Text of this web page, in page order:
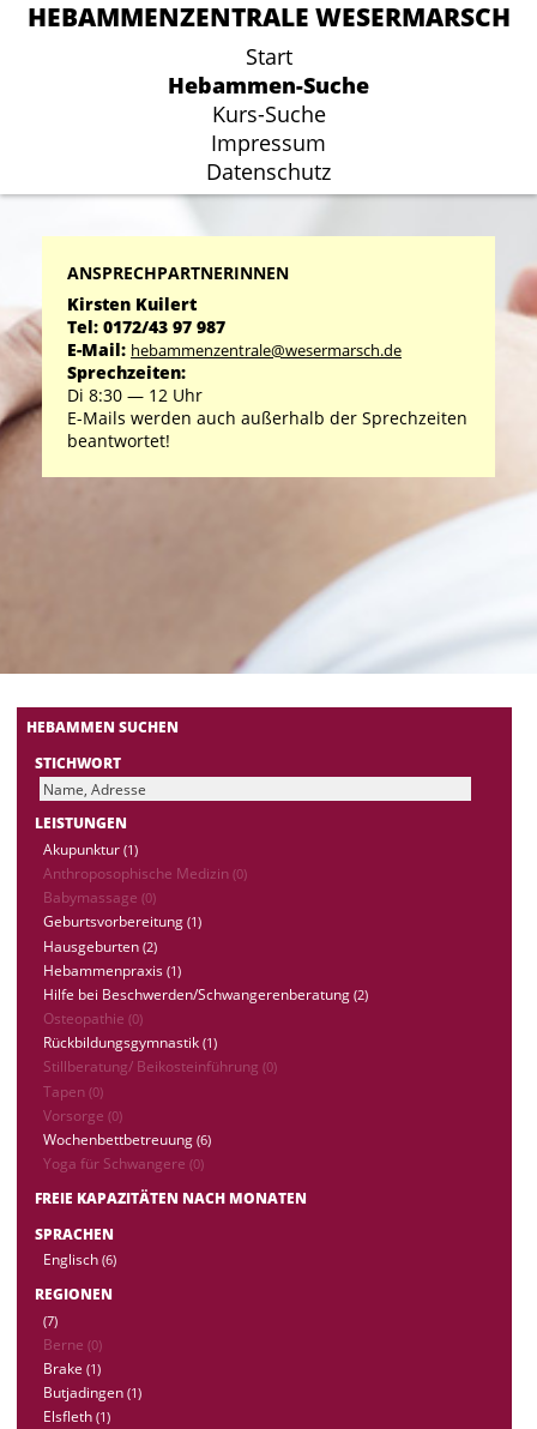
HEBAMMENZENTRALE WESERMARSCH
Start
Hebammen-Suche
Kurs-Suche
Impressum
Datenschutz
HEBAMMENZENTRALE WESERMARSCH
Start
Hebammen-Suche
Kurs-Suche
Impressum
Datenschutz
ANSPRECHPARTNERINNEN
Kirsten Kuilert
Tel: 0172/43 97 987
E-Mail: hebammenzentrale@wesermarsch.de
Sprechzeiten:
Di 8:30 ― 12 Uhr
E-Mails werden auch außerhalb der Sprechzeiten
beantwortet!
HEBAMMEN SUCHEN
STICHWORT
LEISTUNGEN
Akupunktur (1)
Anthroposophische Medizin (0)
Babymassage (0)
Geburtsvorbereitung (1)
Hausgeburten (2)
Hebammenpraxis (1)
Hilfe bei Beschwerden/Schwangerenberatung (2)
Osteopathie (0)
Rückbildungsgymnastik (1)
Stillberatung/ Beikosteinführung (0)
Tapen (0)
Vorsorge (0)
Wochenbettbetreuung (6)
Yoga für Schwangere (0)
FREIE KAPAZITÄTEN NACH MONATEN
SPRACHEN
Englisch (6)
REGIONEN
(7)
Berne (0)
Brake (1)
Butjadingen (1)
Elsfleth (1)